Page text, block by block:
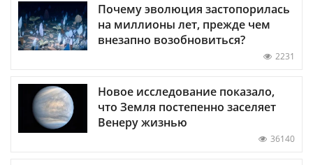
Почему эволюция застопорилась
на миллионы лет, прежде чем
внезапно возобновиться?
2231
Новое исследование показало,
что Земля постепенно заселяет
Венеру жизнью
36140